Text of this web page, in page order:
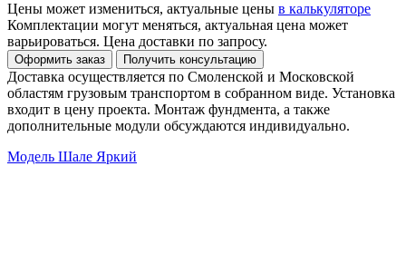
Цены может измениться, актуальные цены в калькуляторе
Комплектации могут меняться, актуальная цена может
варьироваться. Цена доставки по запросу.
Доставка осуществляется по Смоленской и Московской
областям грузовым транспортом в собранном виде. Установка
входит в цену проекта. Монтаж фундмента, а также
дополнительные модули обсуждаются индивидуально.
Модель Шале Яркий